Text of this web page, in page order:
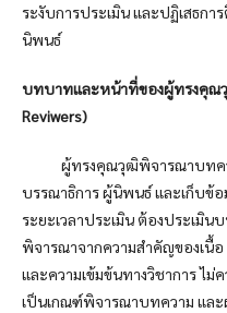
ระงับการประเมิน และปฏิเสธ
นิพนธ์
บทบาทและหน้าที่ของผู้ทรงคุณ
Reviwers)
ผู้ทรงคุณวุฒิพิจารณาบทค
บรรณาธิการ ผู้นิพนธ์ และเก็บข้
ระยะเวลาประเมิน ต้องประเมิ
พิจารณาจากความสำคัญของเนื้อ
และความเข้มข้นทางวิชาการ ไม่
เป็นเกณฑ์พิจารณาบทความ แล